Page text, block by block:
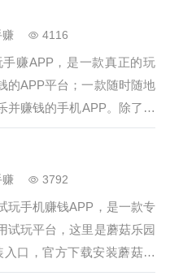
通过扫描下面二维码注
或推广还能赚取额外佣金。
钱不等待，喜欢的朋友就来
赚 4116
赚APP，是一款真正的玩
的APP平台；一款随时随地
并赚钱的手机APP。除了游
户还可以下载应用以及收徒
OK赚app，任务多、奖励
钱，提现秒到账！…
赚 3792
玩手机赚钱APP，是一款专
试玩平台，这里是蘑菇乐园
入口，官方下载安装蘑菇乐